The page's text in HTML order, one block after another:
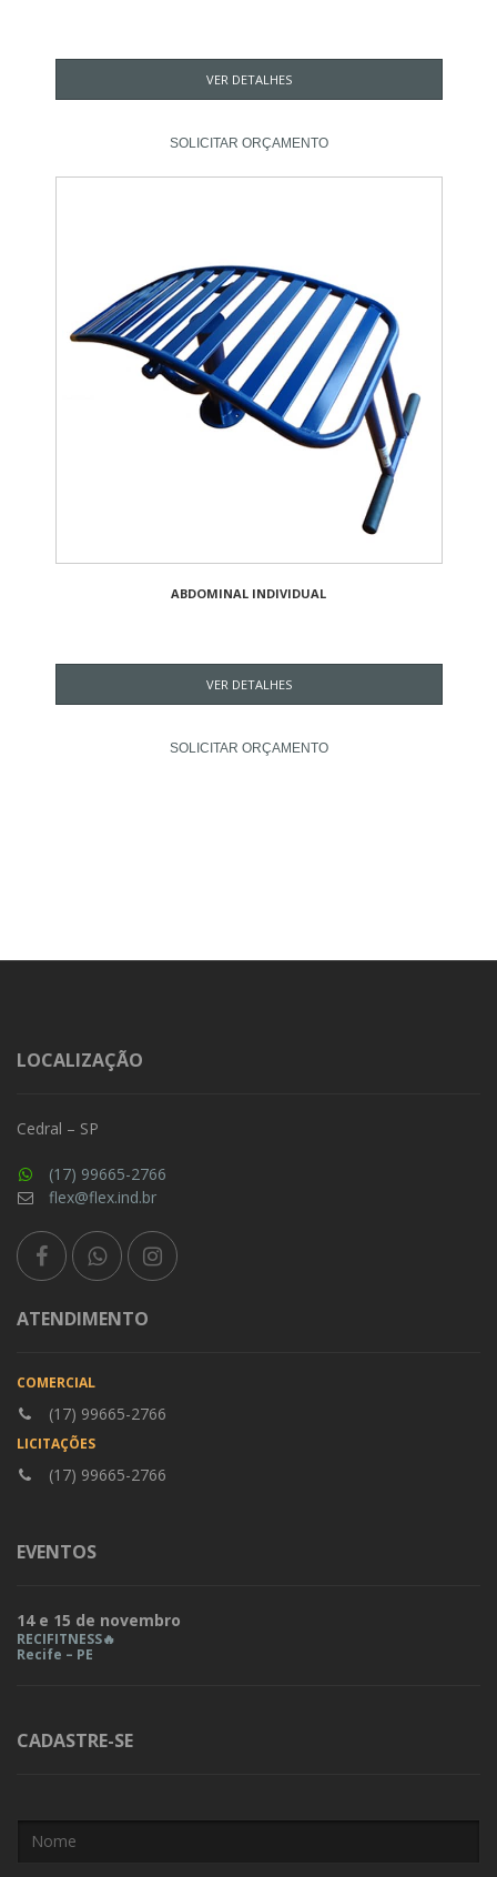
VER DETALHES
SOLICITAR ORÇAMENTO
ABDOMINAL INDIVIDUAL
VER DETALHES
SOLICITAR ORÇAMENTO
LOCALIZAÇÃO
Cedral – SP
(17) 99665-2766
flex@flex.ind.br
ATENDIMENTO
COMERCIAL
(17) 99665-2766
LICITAÇÕES
(17) 99665-2766
EVENTOS
14 e 15 de novembro
RECIFITNESS🔥
Recife – PE
CADASTRE-SE